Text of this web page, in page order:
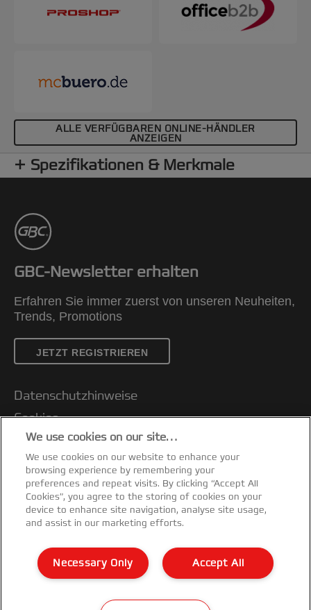
ALLE VERFÜGBAREN ONLINE-HÄNDLER
ANZEIGEN
Spezifikationen & Merkmale
GBC-Newsletter erhalten
Erfahren Sie immer zuerst von unseren Neuheiten,
Trends, Promotions
JETZT REGISTRIEREN
Datenschutzhinweise
Cookies
Legal Notice
Impressum
Kundenservice
Meine Daten verwalten
Garantiebedingungen
Konformitätserklärungen
Sitemap
©2026 ACCO Brands
We use cookies on our site…
We use cookies on our website to enhance your
browsing experience by remembering your
preferences and repeat visits. By clicking “Accept All
Cookies”, you agree to the storing of cookies on your
device to enhance site navigation, analyse site usage,
and assist in our marketing efforts.
Accept All
Necessary Only